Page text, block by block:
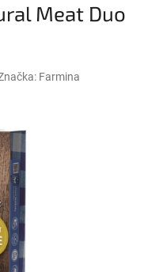
Meat Duo
Farmina